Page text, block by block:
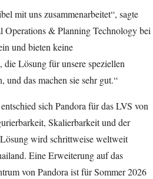
mit uns zusammenarbeitet“, sagte
& Planning Technology bei
und bieten keine
Lösung für unsere speziellen
und das machen sie sehr gut.“
sich Pandora für das LVS von
Skalierbarkeit und der
wird schrittweise weltweit
Eine Erweiterung auf das
von Pandora ist für Sommer 2026